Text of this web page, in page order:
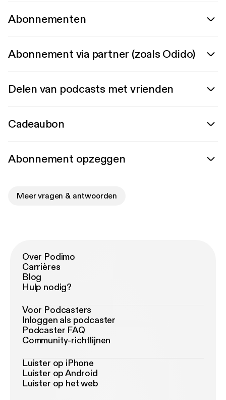
Abonnementen
Abonnement via partner (zoals Odido)
Delen van podcasts met vrienden
Cadeaubon
Abonnement opzeggen
Meer vragen & antwoorden
Over Podimo
Carrières
Blog
Hulp nodig?
Voor Podcasters
Inloggen als podcaster
Podcaster FAQ
Community-richtlijnen
Luister op iPhone
Luister op Android
Luister op het web